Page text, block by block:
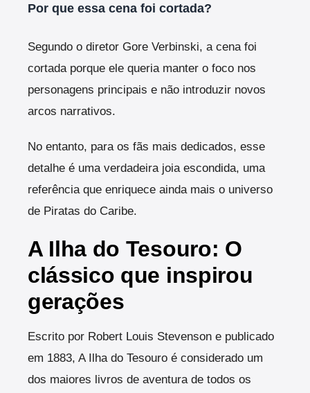
Por que essa cena foi cortada?
Segundo o diretor Gore Verbinski, a cena foi
cortada porque ele queria manter o foco nos
personagens principais e não introduzir novos
arcos narrativos.
No entanto, para os fãs mais dedicados, esse
detalhe é uma verdadeira joia escondida, uma
referência que enriquece ainda mais o universo
de Piratas do Caribe.
A Ilha do Tesouro: O
clássico que inspirou
gerações
Escrito por Robert Louis Stevenson e publicado
em 1883, A Ilha do Tesouro é considerado um
dos maiores livros de aventura de todos os